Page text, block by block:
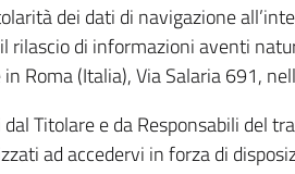
dei dati di navigazione
rilascio di informazioni aventi
Roma (Italia), Via Salaria 691,
Titolare e da Responsabili del
ad accedervi in forza di